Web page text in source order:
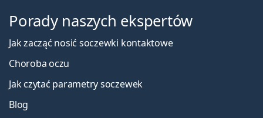
Porady naszych ekspertów
Jak zacząć nosić soczewki kontaktowe
Choroba oczu
Jak czytać parametry soczewek
Blog